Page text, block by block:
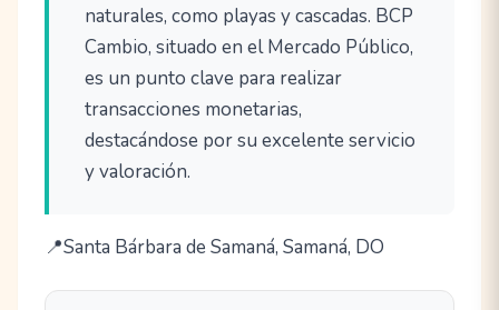
naturales, como playas y cascadas. BCP
Cambio, situado en el Mercado Público,
es un punto clave para realizar
transacciones monetarias,
destacándose por su excelente servicio
y valoración.
Santa Bárbara de Samaná, Samaná, DO